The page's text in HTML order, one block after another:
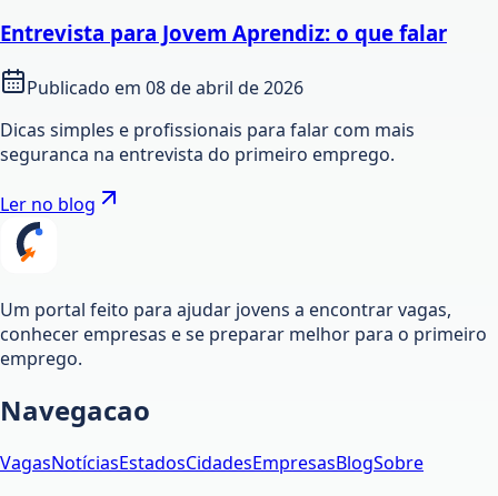
Entrevista para Jovem Aprendiz: o que falar
Publicado em 08 de abril de 2026
Dicas simples e profissionais para falar com mais
seguranca na entrevista do primeiro emprego.
Ler no blog
Um portal feito para ajudar jovens a encontrar vagas,
conhecer empresas e se preparar melhor para o primeiro
emprego.
Navegacao
VagasNotíciasEstadosCidadesEmpresasBlogSobre